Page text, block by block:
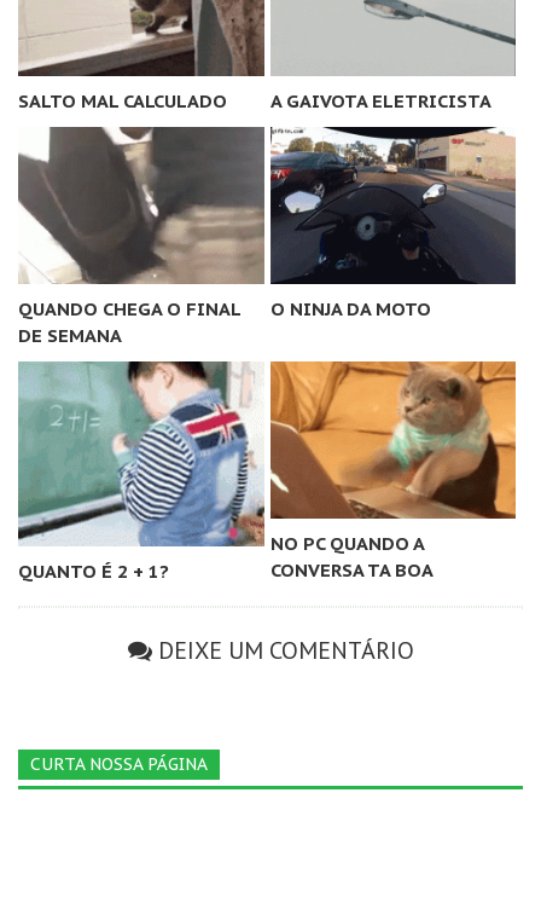
SALTO MAL CALCULADO A GAIVOTA ELETRICISTA
QUANDO CHEGA O FINAL
DE SEMANA
O NINJA DA MOTO
QUANTO É 2 + 1?
NO PC QUANDO A
CONVERSA TA BOA
DEIXE UM COMENTÁRIO
CURTA NOSSA PÁGINA